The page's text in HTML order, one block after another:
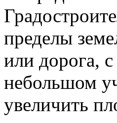
пределы
или дорога,
небольшом
увеличить